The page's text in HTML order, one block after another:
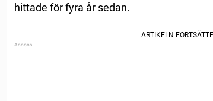
hittade för fyra år sedan.